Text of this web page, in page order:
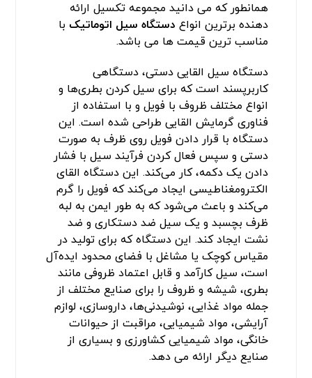
همانطور که می دانید مجموعه تکسیل ارائه
دهنده برترین انواع دستگاه سیل اتوماتیک با
مناسب ترین قیمت ها می باشد.
دستگاه سیل القایی دستی، دستگاهی
کاربرپسند است که برای سیل کردن بطری‌ها و
انواع مختلف ظروف با فویل و با استفاده از
فناوری گرمایش القایی طراحی شده است. این
دستگاه با قرار دادن فویل روی ظرف به صورت
دستی و سپس فعال کردن فرآیند سیل با فشار
دادن یک دکمه، کار می‌کند. این دستگاه القای
الکترومغناطیسی ایجاد می‌کند که فویل را گرم
می‌کند و باعث می‌شود که به طور ایمن به لبه
ظرف بچسبد و یک سیل ضد دستکاری و ضد
نشت ایجاد کند. این دستگاه که برای تولید در
مقیاس کوچک یا مشاغل با فضای محدود ایده‌آل
است، سیل کارآمد و قابل اعتماد ظروفی مانند
بطری، شیشه و ظروف را برای صنایع مختلف از
جمله مواد غذایی، نوشیدنی‌ها، داروسازی، لوازم
آرایشی، مواد شیمیایی، مراقبت از حیوانات
خانگی، مواد شیمیایی کشاورزی و بسیاری از
صنایع دیگر ارائه می ‌دهد.